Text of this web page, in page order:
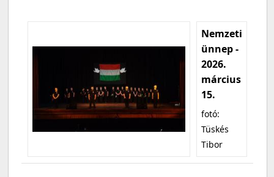
Nemzeti
ünnep -
2026.
március
15.
fotó:
Tüskés
Tibor